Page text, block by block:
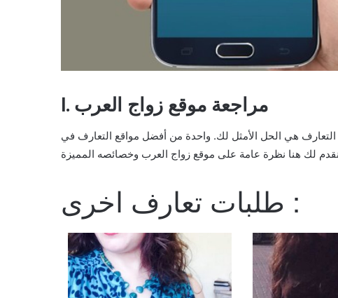
I. مراجعة موقع زواج العرب
هي الحل الأمثل لك. واحدة من أفضل مواقع التعارف في
طلبات تعارف اخرى :